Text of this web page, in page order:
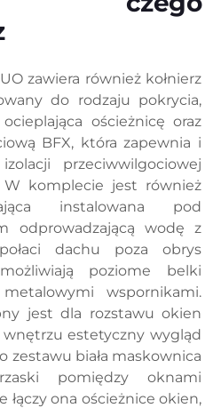
zawiera również kołnierz
do rodzaju pokrycia,
ościeżnicę oraz
BFX, która zapewnia i
przeciwwilgociowej
komplecie jest również
instalowana pod
odprowadzającą wodę z
dachu poza obrys
poziome belki
wspornikami.
jest dla rozstawu okien
estetyczny wygląd
zestawu biała maskownica
pomiędzy oknami
łączy ona ościeżnice okien,